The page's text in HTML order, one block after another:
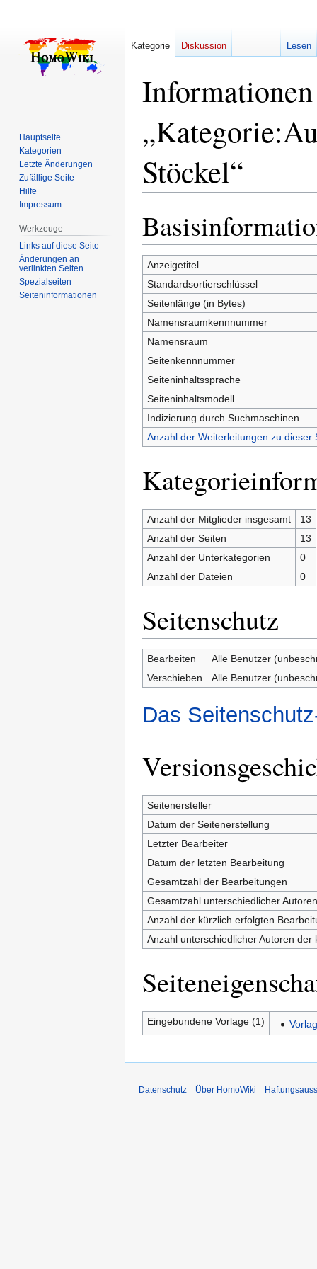
Stöckel“
Navigation
springen
Suche
springen
Anzeigetitel
Standardsortierschlüssel
Seitenlänge (in Bytes)
Namensraumkennnummer
Namensraum
Seitenkennnummer
Seiteninhaltssprache
Seiteninhaltsmodell
Indizierung durch Suchmaschinen
Anzahl der Weiterleitungen zu dieser
Anzahl der Mitglieder insgesamt
13
Anzahl der Seiten
13
Anzahl der Unterkategorien
0
Anzahl der Dateien
0
Seitenschutz
Bearbeiten
Alle Benutzer
Verschieben
Alle Benutzer
Das
Seitenersteller
Datum der Seitenerstellung
Letzter Bearbeiter
Datum der letzten Bearbeitung
Gesamtzahl der Bearbeitungen
Gesamtzahl unterschiedlicher Autoren
Anzahl der kürzlich erfolgten
Anzahl unterschiedlicher Autoren
Eingebundene Vorlage (1)
Kategorie Diskussion Lesen
Hauptseite
Kategorien
Letzte Änderungen
Zufällige Seite
Hilfe
Impressum
Werkzeuge
Links auf diese Seite
Änderungen an
verlinkten Seiten
Spezialseiten
Seiten­­informationen
Datenschutz Über HomoWiki